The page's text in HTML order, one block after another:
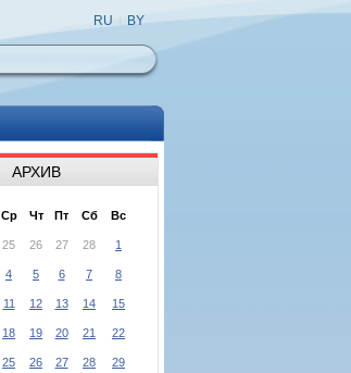
RU BY
АРХИВ
Ср Чт Пт Сб Вс
25 26 27 28 1
4 5 6 7 8
11 12 13 14 15
18 19 20 21 22
25 26 27 28 29